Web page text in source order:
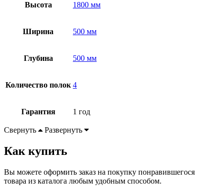
Высота 1800 мм
Ширина 500 мм
Глубина 500 мм
Количество полок 4
Гарантия 1 год
Свернуть Развернуть
Как купить
Вы можете оформить заказ на покупку понравившегося
товара из каталога любым удобным способом.